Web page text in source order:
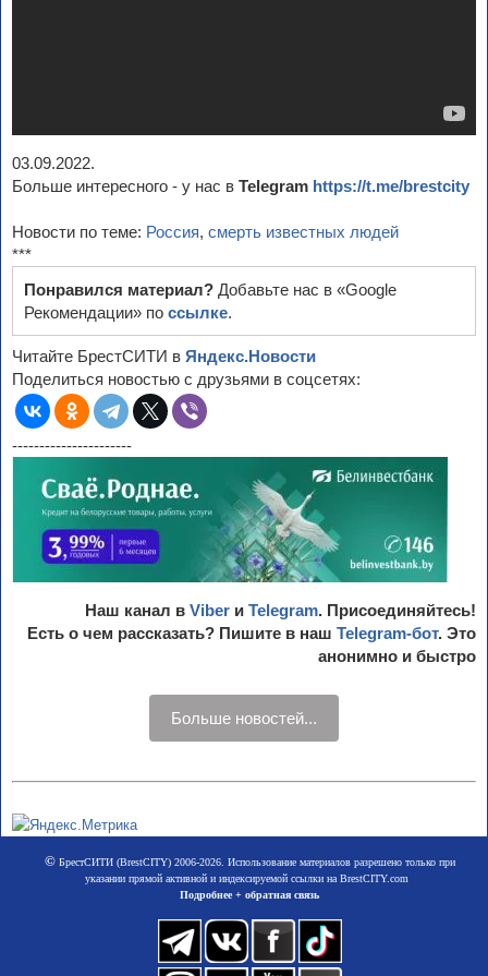
03.09.2022.
Больше интересного - у нас в Telegram https://t.me/brestcity
Новости по теме: Россия, смерть известных людей
***
Понравился материал? Добавьте нас в «Google
Рекомендации» по ссылке.
Читайте БрестСИТИ в Яндекс.Новости
Поделиться новостью с друзьями в соцсетях:
----------------------
Наш канал в Viber и Telegram. Присоединяйтесь!
Есть о чем рассказать? Пишите в наш Telegram-бот. Это
анонимно и быстро
Больше новостей...
©БрестСИТИ (BrestCITY) 2006-2026. Использование материалов разрешено только при
указании прямой активной и индексируемой ссылки на BrestCITY.com
Подробнее + обратная связь